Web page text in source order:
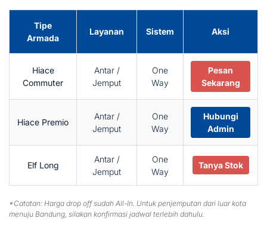
Tipe
Armada
Layanan Sistem Aksi
Hiace
Commuter
Antar /
Jemput
One
Way
Pesan
Sekarang
Hiace Premio
Antar /
Jemput
One
Way
Hubungi
Admin
Elf Long
Antar /
Jemput
One
Way
Tanya Stok
*Catatan: Harga drop off sudah All-In. Untuk penjemputan dari luar kota
menuju Bandung, silakan konfirmasi jadwal terlebih dahulu.